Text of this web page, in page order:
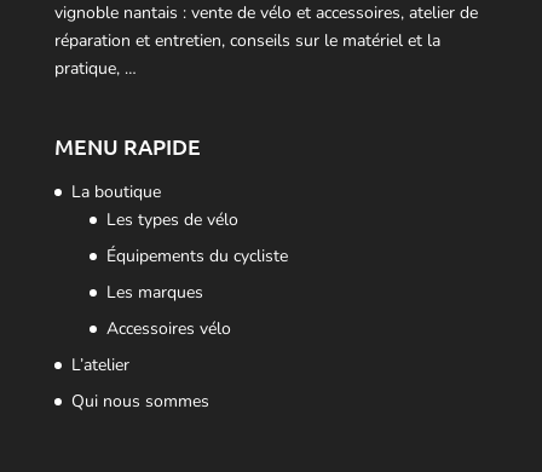
vignoble nantais : vente de vélo et accessoires, atelier de
réparation et entretien, conseils sur le matériel et la
pratique, …
MENU RAPIDE
La boutique
Les types de vélo
Équipements du cycliste
Les marques
Accessoires vélo
L’atelier
Qui nous sommes